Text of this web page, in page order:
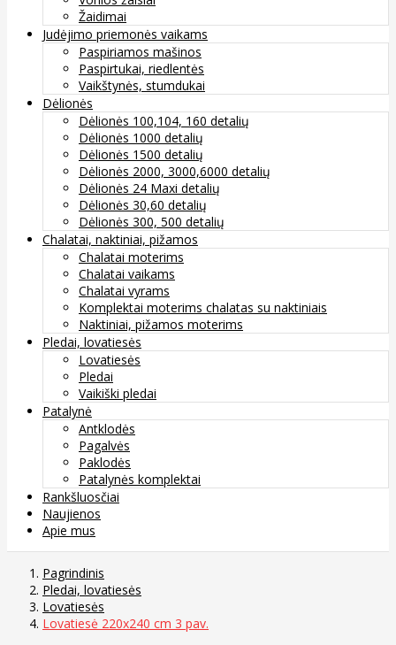
Žaidimai
Judėjimo priemonės vaikams
Paspiriamos mašinos
Paspirtukai, riedlentės
Vaikštynės, stumdukai
Dėlionės
Dėlionės 100,104, 160 detalių
Dėlionės 1000 detalių
Dėlionės 1500 detalių
Dėlionės 2000, 3000,6000 detalių
Dėlionės 24 Maxi detalių
Dėlionės 30,60 detalių
Dėlionės 300, 500 detalių
Chalatai, naktiniai, pižamos
Chalatai moterims
Chalatai vaikams
Chalatai vyrams
Komplektai moterims chalatas su naktiniais
Naktiniai, pižamos moterims
Pledai, lovatiesės
Lovatiesės
Pledai
Vaikiški pledai
Patalynė
Antklodės
Pagalvės
Paklodės
Patalynės komplektai
Rankšluosčiai
Naujienos
Apie mus
Pagrindinis
Pledai, lovatiesės
Lovatiesės
Lovatiesė 220x240 cm 3 pav.